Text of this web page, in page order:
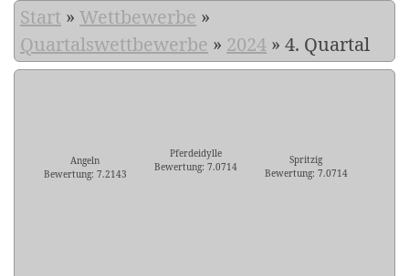
Start » Wettbewerbe »
Quartalswettbewerbe » 2024 » 4. Quartal
Angeln
Bewertung: 7.2143
Pferdeidylle
Bewertung: 7.0714
Spritzig
Bewertung: 7.0714